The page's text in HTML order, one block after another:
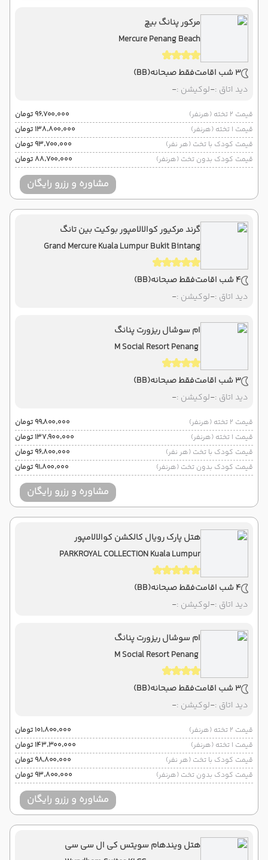
مرکور پنانگ بیچ
Mercure Penang Beach
3 شب اقامت فقط صبحانه(BB)
دید اتاق :-لوکیشن :-
قیمت 2 تخته (هرنفر)
۹۶٬۷۰۰٬۰۰۰ تومان
قیمت 1 تخته (هرنفر)
۱۳۸٬۸۰۰٬۰۰۰ تومان
قیمت کودک با تخت (هر نفر)
۹۳٬۷۰۰٬۰۰۰ تومان
قیمت کودک بدون تخت (هرنفر)
۸۸٬۷۰۰٬۰۰۰ تومان
مشاوره و رزرو رایگان
گرند مرکیور کوالالامپور بوکیت بین تانگ
Grand Mercure Kuala Lumpur Bukit Bintang
4 شب اقامت فقط صبحانه(BB)
دید اتاق :-لوکیشن :-
ام سوشال ریزورت پنانگ
M Social Resort Penang
3 شب اقامت فقط صبحانه(BB)
دید اتاق :-لوکیشن :-
قیمت 2 تخته (هرنفر)
۹۹٬۸۰۰٬۰۰۰ تومان
قیمت 1 تخته (هرنفر)
۱۳۷٬۹۰۰٬۰۰۰ تومان
قیمت کودک با تخت (هر نفر)
۹۶٬۸۰۰٬۰۰۰ تومان
قیمت کودک بدون تخت (هرنفر)
۹۱٬۸۰۰٬۰۰۰ تومان
مشاوره و رزرو رایگان
هتل پارک رویال کالکشن کوالالامپور
PARKROYAL COLLECTION Kuala Lumpur
4 شب اقامت فقط صبحانه(BB)
دید اتاق :-لوکیشن :-
ام سوشال ریزورت پنانگ
M Social Resort Penang
3 شب اقامت فقط صبحانه(BB)
دید اتاق :-لوکیشن :-
قیمت 2 تخته (هرنفر)
۱۰۱٬۸۰۰٬۰۰۰ تومان
قیمت 1 تخته (هرنفر)
۱۴۳٬۳۰۰٬۰۰۰ تومان
قیمت کودک با تخت (هر نفر)
۹۸٬۸۰۰٬۰۰۰ تومان
قیمت کودک بدون تخت (هرنفر)
۹۳٬۸۰۰٬۰۰۰ تومان
مشاوره و رزرو رایگان
هتل ویندهام سویتس کی ال سی سی